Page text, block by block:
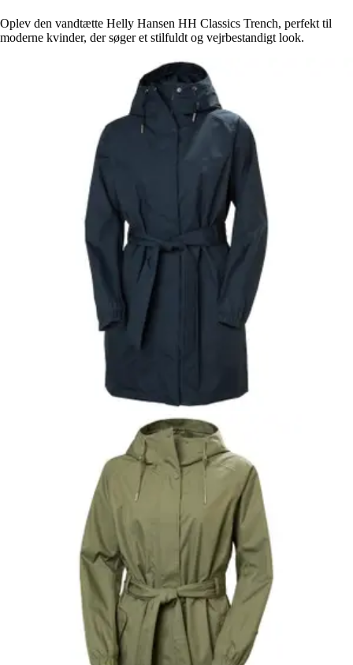
Oplev den vandtætte Helly Hansen HH Classics Trench, perfekt til
moderne kvinder, der søger et stilfuldt og vejrbestandigt look.